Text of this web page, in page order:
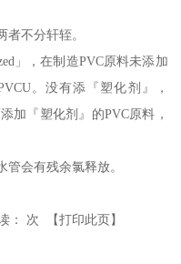
者不分轩轾。
」，在制造PVC原料未添加
。没有添『塑化剂』，
加『塑化剂』的PVC原料，
管会有残余氯释放。
次 【打印此页】